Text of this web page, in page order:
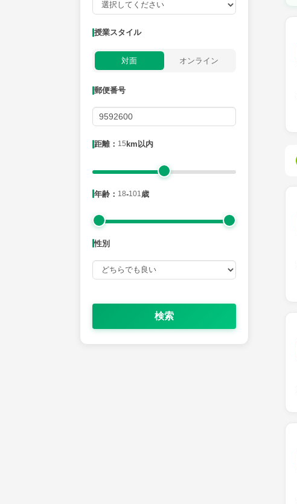
授業スタイル
対面 オンライン
郵便番号
距離： 15 km以内
年齢： 18-101 歳
性別
検索
授業可能日
月曜日 火曜日
距離：15km以内
年齢：18-101歳